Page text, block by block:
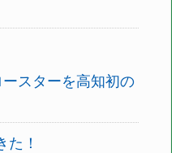
スターを高知初の
た！